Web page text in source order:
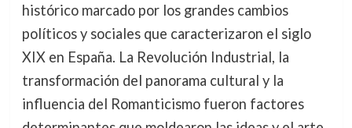
histórico marcado por los grandes cambios
políticos y sociales que caracterizaron el siglo
XIX en España. La Revolución Industrial, la
transformación del panorama cultural y la
influencia del Romanticismo fueron factores